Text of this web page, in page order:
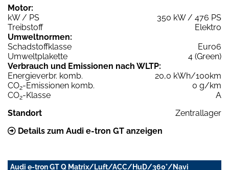
Motor:
kW / PS
350 kW / 476 PS
Treibstoff
Elektro
Umweltnormen:
Schadstoffklasse
Euro6
Umweltplakette
4 (Green)
Verbrauch und Emissionen nach WLTP:
Energieverbr. komb.
20,0 kWh/100km
CO2-Emissionen komb.
0 g/km
CO2-Klasse
A
Standort
Zentrallager
Details zum Audi e-tron GT anzeigen
Audi e-tron GT Q Matrix/Luft/ACC/HuD/360°/Navi